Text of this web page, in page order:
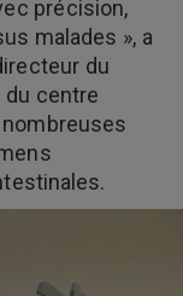
précision,
malades », a
du
centre